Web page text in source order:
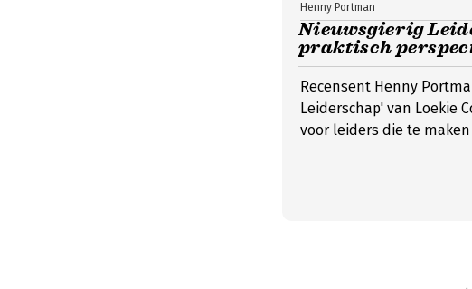
Nieuwsgierig
praktisch
Henny Portman
Recensent Henny
Leiderschap' van Loekie
voor leiders die te